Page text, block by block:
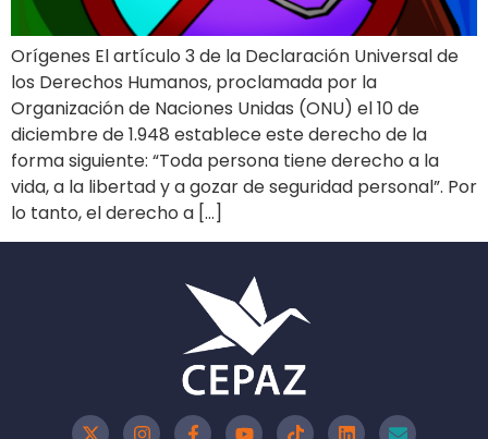
Orígenes El artículo 3 de la Declaración Universal de
los Derechos Humanos, proclamada por la
Organización de Naciones Unidas (ONU) el 10 de
diciembre de 1.948 establece este derecho de la
forma siguiente: “Toda persona tiene derecho a la
vida, a la libertad y a gozar de seguridad personal”. Por
lo tanto, el derecho a […]